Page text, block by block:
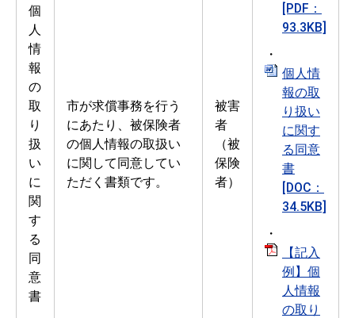
個
人
情
報
の
取
り
扱
い
に
関
す
る
同
意
書
市が求償事務を行う
にあたり、被保険者
の個人情報の取扱い
に関して同意してい
ただく書類です。
被害
者
（被
保険
者）
[PDF：
93.3KB]
・
個人情
報の取
り扱い
に関す
る同意
書
[DOC：
34.5KB]
・
【記入
例】個
人情報
の取り